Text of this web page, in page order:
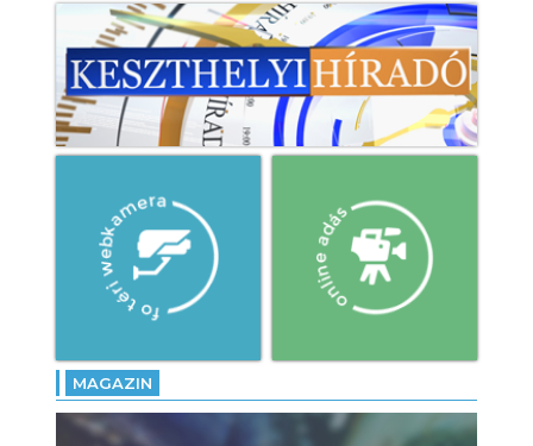
MAGAZIN